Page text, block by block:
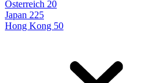
Österreich 20
Japan 225
Hong Kong 50